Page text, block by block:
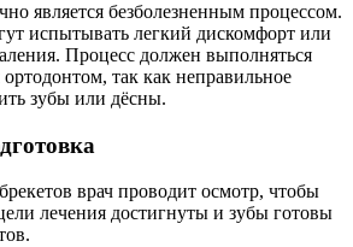
является безболезненным процессом.
испытывать легкий дискомфорт или
Процесс должен выполняться
так как неправильное
зубы или дёсны.
врач проводит осмотр, чтобы
лечения достигнуты и зубы готовы